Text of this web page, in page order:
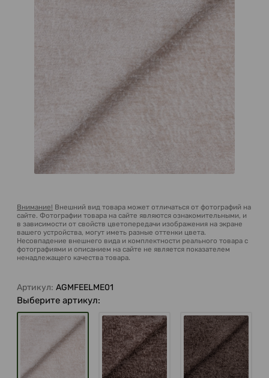
Внимание! Внешний вид товара может отличаться от фотографий на
сайте. Фотографии товара на сайте являются ознакомительными, и
в зависимости от свойств цветопередачи изображения на экране
вашего устройства, могут иметь разные оттенки цвета.
Несовпадение внешнего вида и комплектности реального товара с
фотографиями и описанием на сайте не является показателем
ненадлежащего качества товара.
Артикул: AGMFEELME01
Выберите артикул: